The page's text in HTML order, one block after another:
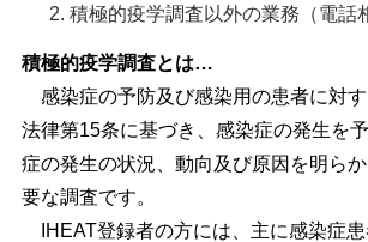
積極的疫学調査以外の業務（電話
積極的疫学調査とは…
感染症の予防及び感染用の患者に対
法律第15条に基づき、感染症の発生を
症の発生の状況、動向及び原因を明ら
要な調査です。
IHEAT登録者の方には、主に感染症